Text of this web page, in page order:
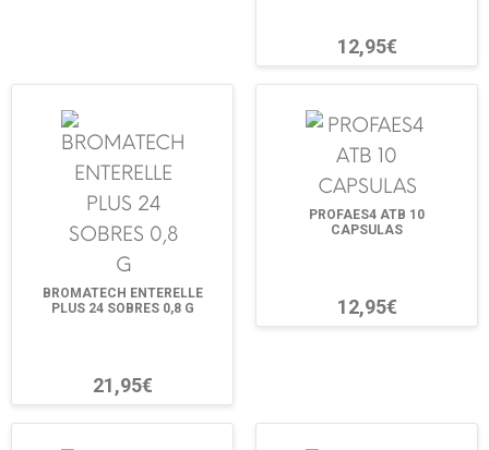
12,95€
BROMATECH ENTERELLE
PLUS 24 SOBRES 0,8 G
21,95€
PROFAES4 ATB 10
CAPSULAS
12,95€